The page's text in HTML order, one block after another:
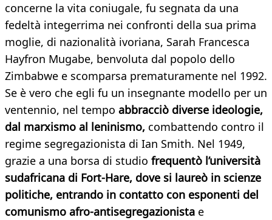
concerne la vita coniugale, fu segnata da una
fedeltà integerrima nei confronti della sua prima
moglie, di nazionalità ivoriana, Sarah Francesca
Hayfron Mugabe, benvoluta dal popolo dello
Zimbabwe e scomparsa prematuramente nel 1992.
Se è vero che egli fu un insegnante modello per un
ventennio, nel tempo abbracciò diverse ideologie,
dal marxismo al leninismo, combattendo contro il
regime segregazionista di Ian Smith. Nel 1949,
grazie a una borsa di studio frequentò l’università
sudafricana di Fort-Hare, dove si laureò in scienze
politiche, entrando in contatto con esponenti del
comunismo afro-antisegregazionista e